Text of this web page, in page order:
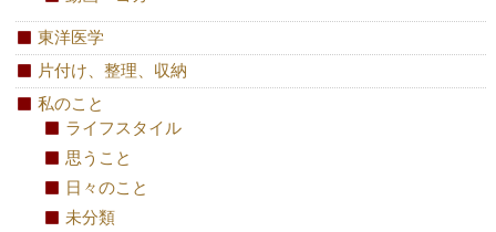
東洋医学
片付け、整理、収納
私のこと
ライフスタイル
思うこと
日々のこと
未分類